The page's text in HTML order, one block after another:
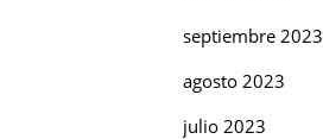
septiembre 2023
agosto 2023
julio 2023